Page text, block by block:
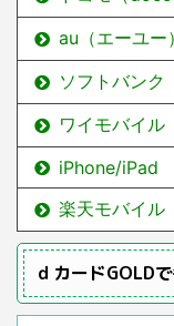
au（エーユー）
ソフトバンク
ワイモバイル
iPhone/iPad
楽天モバイル
ｄカードGOLD